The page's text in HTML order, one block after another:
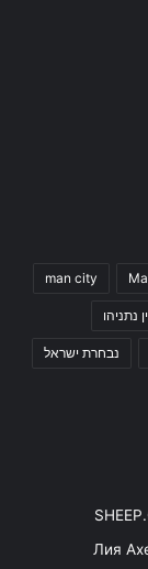
man city
נתניהו
נבחרת ישראל
Лия